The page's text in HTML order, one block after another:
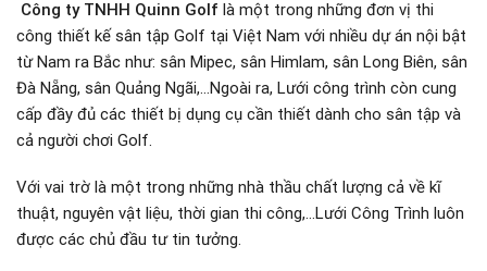
Công ty TNHH Quinn Golf là một trong những đơn vị thi
công thiết kế sân tập Golf tại Việt Nam với nhiều dự án nội bật
từ Nam ra Bắc như: sân Mipec, sân Himlam, sân Long Biên, sân
Đà Nẵng, sân Quảng Ngãi,…Ngoài ra, Lưới công trình còn cung
cấp đầy đủ các thiết bị dụng cụ cần thiết dành cho sân tập và
cả người chơi Golf.
Với vai trờ là một trong những nhà thầu chất lượng cả về kĩ
thuật, nguyên vật liệu, thời gian thi công,…Lưới Công Trình luôn
được các chủ đầu tư tin tưởng.